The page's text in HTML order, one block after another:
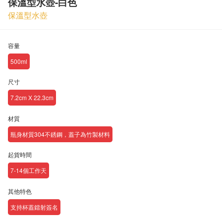
保溫型水壺
容量
500ml
尺寸
7.2cm X 22.3cm
材質
瓶身材質304不銹鋼，蓋子為竹製材料
起貨時間
7-14個工作天
其他特色
支持杯蓋鐳射簽名